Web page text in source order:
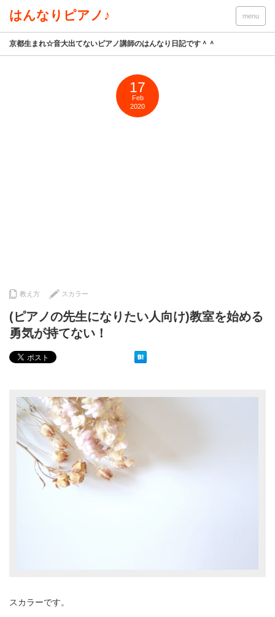
はんなりピアノ♪ menu
京都生まれ☆音大出てないピアノ講師のはんなり日記です＾＾
17
Feb
2020
教え方 スカラー
(ピアノの先生になりたい人向け)教室を始める
勇気が持てない！
スカラーです。